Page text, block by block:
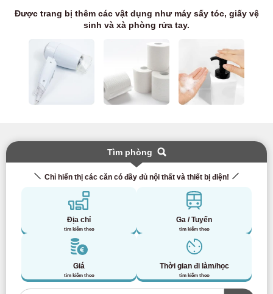
Được trang bị thêm các vật dụng như máy sấy tóc, giấy vệ
sinh và xà phòng rửa tay.
Tìm phòng
Chỉ hiển thị các căn có đầy đủ nội thất và thiết bị điện!
Địa chỉ
tìm kiếm theo
Ga / Tuyến
tìm kiếm theo
Giá
tìm kiếm theo
Thời gian đi làm/học
tìm kiếm theo